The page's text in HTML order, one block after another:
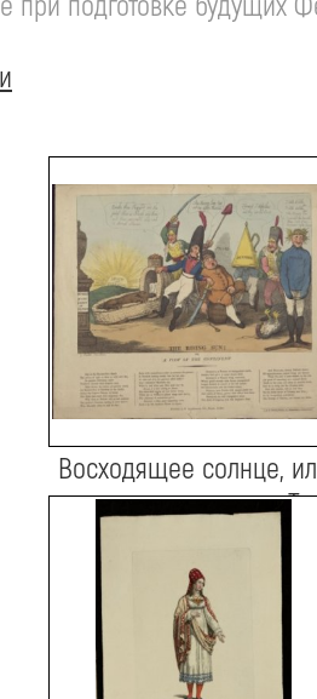
Восходящее солнце,
вид на континент. Т.
Роулендсон по рисунку
Дж. Соли Офорт, акварель
Лондон, 28 августа 1809